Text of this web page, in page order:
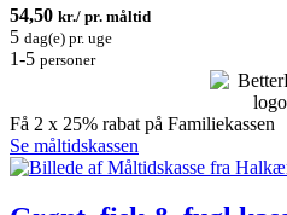
54,50 kr./ pr. måltid
5 dag(e) pr. uge
1-5 personer
Få 2 x 25% rabat på Familiekassen
Se måltidskassen